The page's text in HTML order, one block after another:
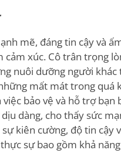
mẽ, đáng tin cậy và
cảm xúc. Cô trân trọng
nuôi dưỡng người
mất mát trong quá
bảo vệ và hỗ trợ bạn
dàng, cho thấy sức
kiên cường, độ tin cậy
sự bao gồm khả